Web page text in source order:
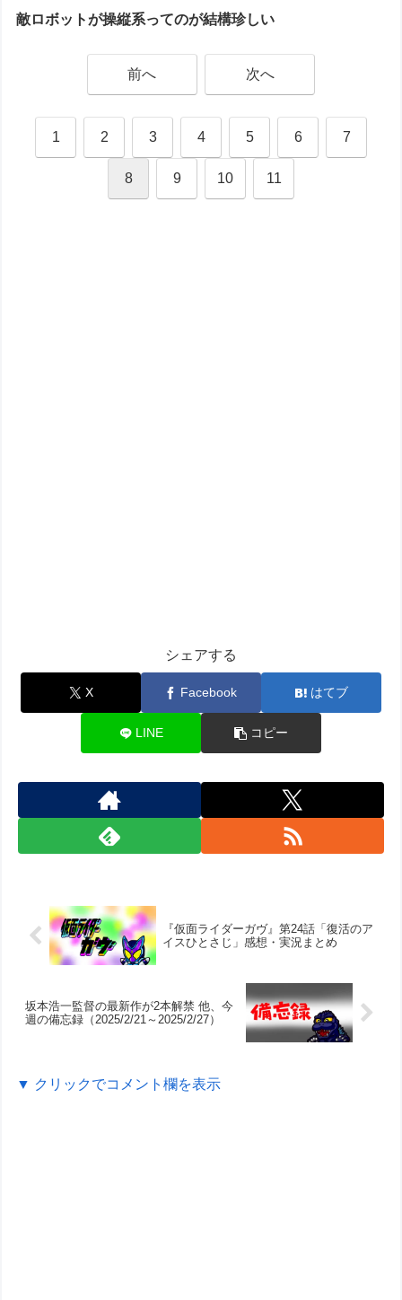
敵ロボットが操縦系ってのが結構珍しい
前へ 次へ
1 2 3 4 5 6 7
8 9 10 11
シェアする
X Facebook はてブ
LINE コピー
『仮面ライダーガヴ』第24話「復活のア
イスひとさじ」感想・実況まとめ
坂本浩一監督の最新作が2本解禁 他、今
週の備忘録（2025/2/21～2025/2/27）
▼ クリックでコメント欄を表示